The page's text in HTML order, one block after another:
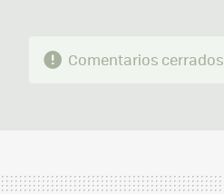
Comentarios cerrados